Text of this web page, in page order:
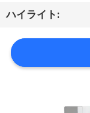
に
つ
い
ハイライト: